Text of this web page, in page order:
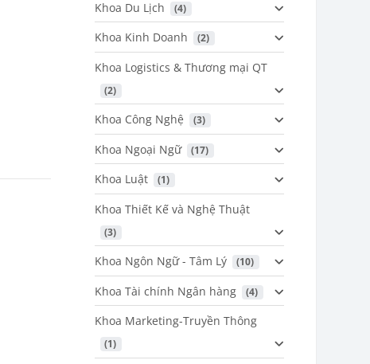
Khoa Du Lịch (4)
Khoa Kinh Doanh (2)
Khoa Logistics & Thương mại QT
(2)
Khoa Công Nghệ (3)
Khoa Ngoại Ngữ (17)
Khoa Luật (1)
Khoa Thiết Kế và Nghệ Thuật
(3)
Khoa Ngôn Ngữ - Tâm Lý (10)
Khoa Tài chính Ngân hàng (4)
Khoa Marketing-Truyền Thông
(1)